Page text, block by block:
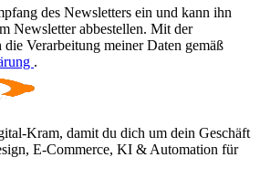
des Newsletters ein und kann ihn
Newsletter abbestellen. Mit der
Verarbeitung meiner Daten gemäß
.
Kram, damit du dich um dein Geschäft
E-Commerce, KI & Automation für